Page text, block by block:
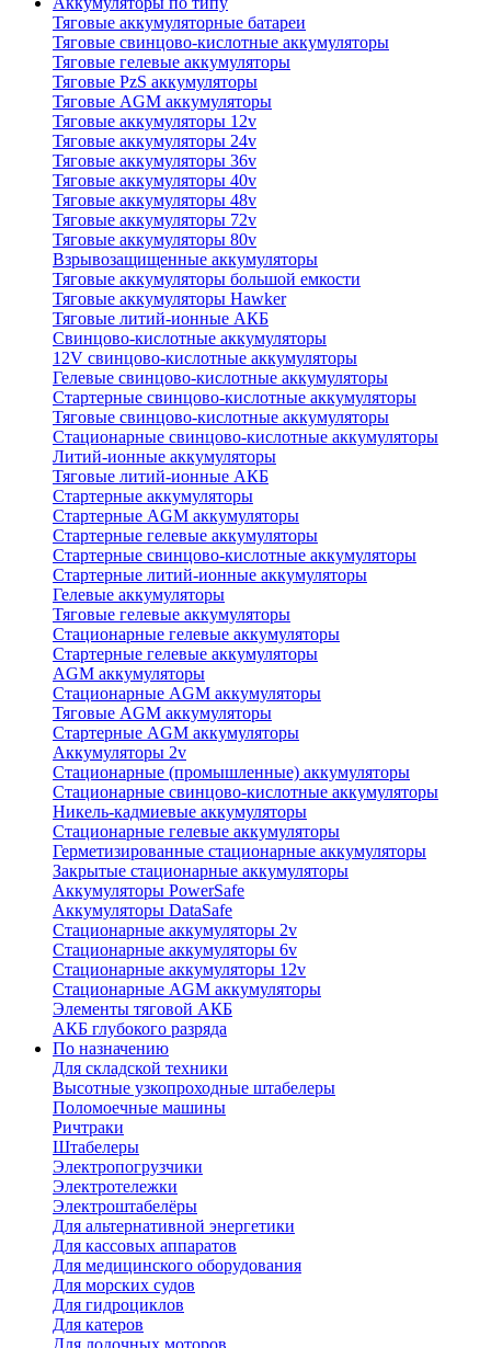
Тяговые аккумуляторные батареи
Тяговые свинцово-кислотные аккумуляторы
Тяговые гелевые аккумуляторы
Тяговые PzS аккумуляторы
Тяговые AGM аккумуляторы
Тяговые аккумуляторы 12v
Тяговые аккумуляторы 24v
Тяговые аккумуляторы 36v
Тяговые аккумуляторы 40v
Тяговые аккумуляторы 48v
Тяговые аккумуляторы 72v
Тяговые аккумуляторы 80v
Взрывозащищенные аккумуляторы
Тяговые аккумуляторы большой емкости
Тяговые аккумуляторы Hawker
Тяговые литий-ионные АКБ
Свинцово-кислотные аккумуляторы
12V свинцово-кислотные аккумуляторы
Гелевые свинцово-кислотные аккумуляторы
Стартерные свинцово-кислотные аккумуляторы
Тяговые свинцово-кислотные аккумуляторы
Стационарные свинцово-кислотные аккумуляторы
Литий-ионные аккумуляторы
Тяговые литий-ионные АКБ
Стартерные аккумуляторы
Стартерные AGM аккумуляторы
Стартерные гелевые аккумуляторы
Стартерные свинцово-кислотные аккумуляторы
Стартерные литий-ионные аккумуляторы
Гелевые аккумуляторы
Тяговые гелевые аккумуляторы
Стационарные гелевые аккумуляторы
Стартерные гелевые аккумуляторы
AGM аккумуляторы
Стационарные AGM аккумуляторы
Тяговые AGM аккумуляторы
Стартерные AGM аккумуляторы
Аккумуляторы 2v
Стационарные (промышленные) аккумуляторы
Стационарные свинцово-кислотные аккумуляторы
Никель-кадмиевые аккумуляторы
Стационарные гелевые аккумуляторы
Герметизированные стационарные аккумуляторы
Закрытые стационарные аккумуляторы
Аккумуляторы PowerSafe
Аккумуляторы DataSafe
Стационарные аккумуляторы 2v
Стационарные аккумуляторы 6v
Стационарные аккумуляторы 12v
Стационарные AGM аккумуляторы
Элементы тяговой АКБ
АКБ глубокого разряда
По назначению
Для складской техники
Высотные узкопроходные штабелеры
Поломоечные машины
Ричтраки
Штабелеры
Электропогрузчики
Электротележки
Электроштабелёры
Для альтернативной энергетики
Для кассовых аппаратов
Для медицинского оборудования
Для морских судов
Для гидроциклов
Для катеров
Для лодочных моторов